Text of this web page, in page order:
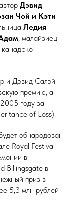
Дэвид
Чой и Кэти
Ледия
, малайзиец
канадско-
и Дэвид Салэй
премию, а
году за
of Loss).
обнародован
Royal Festival
в
Billingsgate в
приз в
5,3 млн рублей